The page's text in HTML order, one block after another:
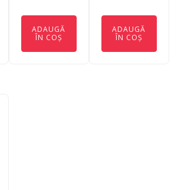
ADAUGĂ
ÎN COȘ
ADAUGĂ
ÎN COȘ